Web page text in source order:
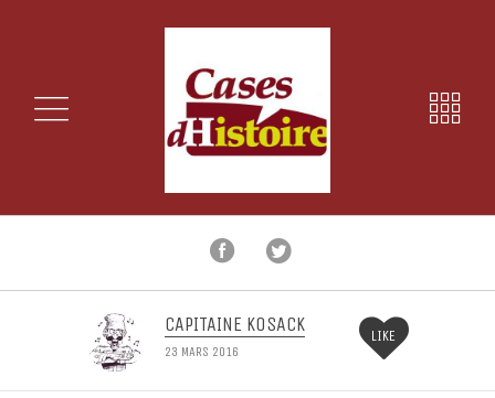
CAPITAINE KOSACK
23 MARS 2016
LIKE